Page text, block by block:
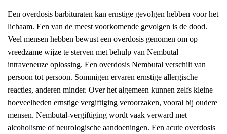
Een overdosis barbituraten kan ernstige gevolgen hebben voor het
lichaam. Een van de meest voorkomende gevolgen is de dood.
Veel mensen hebben bewust een overdosis genomen om op
vreedzame wijze te sterven met behulp van Nembutal
intraveneuze oplossing. Een overdosis Nembutal verschilt van
persoon tot persoon. Sommigen ervaren ernstige allergische
reacties, anderen minder. Over het algemeen kunnen zelfs kleine
hoeveelheden ernstige vergiftiging veroorzaken, vooral bij oudere
mensen. Nembutal-vergiftiging wordt vaak verward met
alcoholisme of neurologische aandoeningen. Een acute overdosis